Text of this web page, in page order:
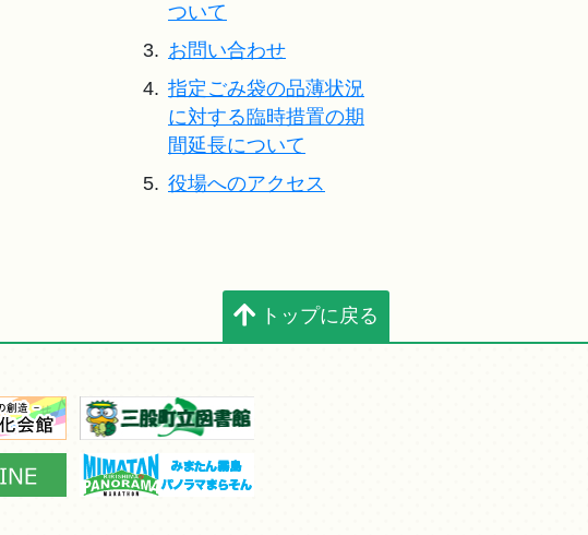
ついて
3. お問い合わせ
4. 指定ごみ袋の品薄状況
に対する臨時措置の期
間延長について
5. 役場へのアクセス
トップに戻る